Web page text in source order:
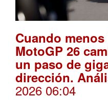
Cuando
MotoGP 26
un paso de
dirección.
2026 06:04